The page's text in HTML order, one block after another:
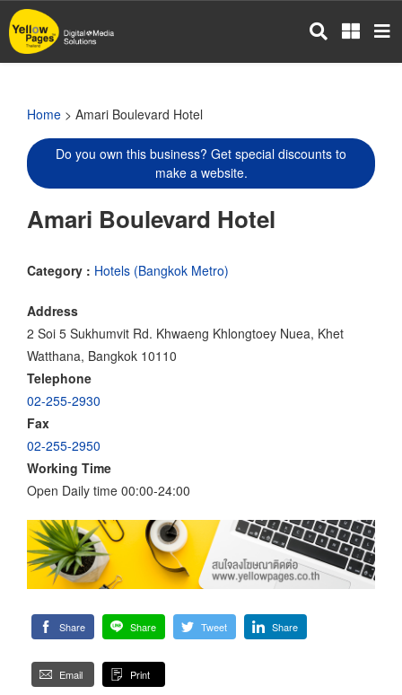
Skip
to
main
Home > Amari Boulevard Hotel
Do you own this business? Get special discounts to
make a website.
Amari Boulevard Hotel
Category : Hotels (Bangkok Metro)
Address
2 Soi 5 Sukhumvit Rd. Khwaeng Khlongtoey Nuea, Khet
Watthana, Bangkok 10110
Telephone
02-255-2930
Fax
02-255-2950
Working Time
Open Daily time 00:00-24:00
Share Share Tweet Share
Email Print